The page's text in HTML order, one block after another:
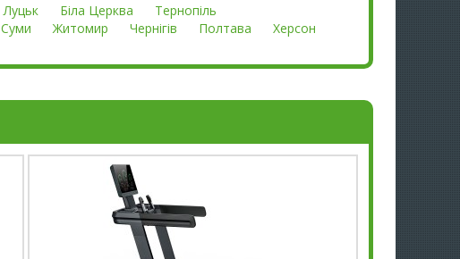
Луцьк Біла Церква
Тернопіль
Суми Житомир Чернігів Полтава
Херсон